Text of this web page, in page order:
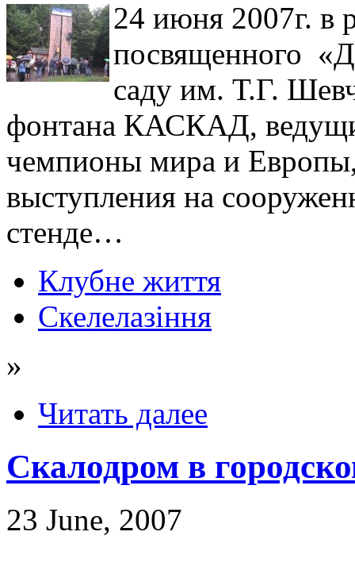
24 июня 2007г. в
посвященного
саду им. Т.Г.
фонтана КАСКАД,
чемпионы мира и Европы,
выступления на
стенде…
Клубне життя
Скелелазіння
»
Читать далее
Скалодром в
23 June, 2007